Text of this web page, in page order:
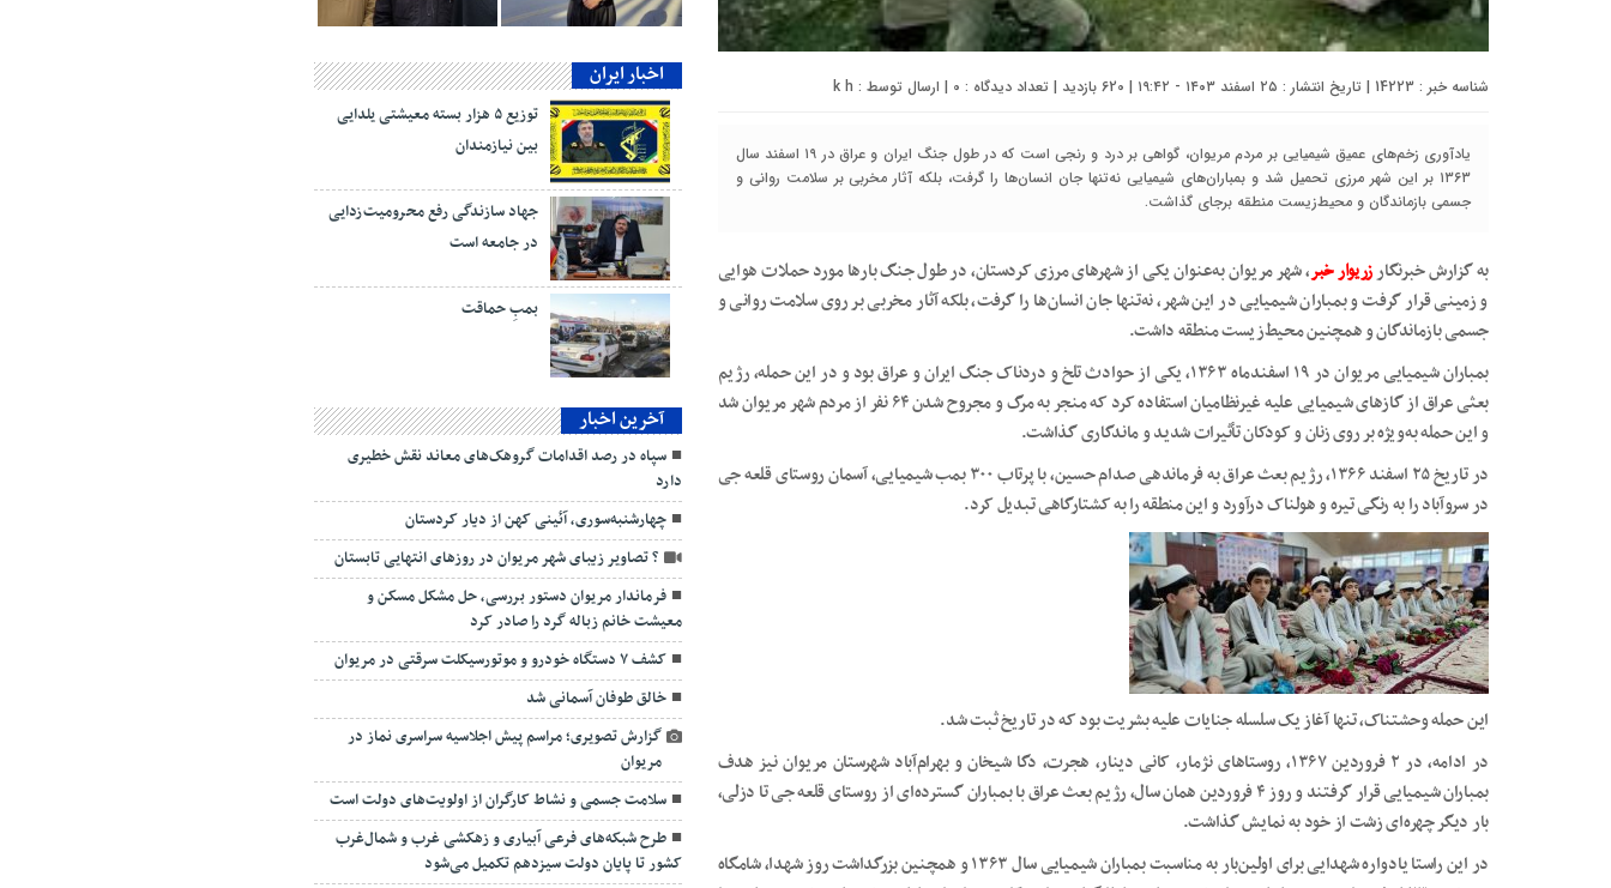
شناسه خبر : 14223 | تاریخ انتشار : ۲۵ اسفند ۱۴۰۳ - ۱۹:۴۲ | 620 بازدید | تعداد دیدگاه : 0 | ارسال توسط : k h
یادآوری زخم‌های عمیق شیمیایی بر مردم مریوان، گواهی بر درد و رنجی است که در طول جنگ ایران و عراق در ۱۹ اسفند سال
۱۳۶۳ بر این شهر مرزی تحمیل شد و بمباران‌های شیمیایی نه‌تنها جان انسان‌ها را گرفت، بلکه آثار مخربی بر سلامت روانی و
جسمی بازماندگان و محیط‌زیست منطقه برجای گذاشت.
به گزارش خبرنگارزریوار خبر، شهر مریوان به‌عنوان یکی از شهرهای مرزی کردستان، در طول جنگ بارها مورد حملات هوایی
و زمینی قرار گرفت و بمباران شیمیایی در این شهر، نه‌تنها جان انسان‌ها را گرفت، بلکه آثار مخربی بر روی سلامت روانی و
جسمی بازماندگان و همچنین محیط‌زیست منطقه داشت.
بمباران شیمیایی مریوان در ۱۹ اسفندماه ۱۳۶۳، یکی از حوادث تلخ و دردناک جنگ ایران و عراق بود و در این حمله، رژیم
بعثی عراق از گازهای شیمیایی علیه غیرنظامیان استفاده کرد که منجر به مرگ و مجروح شدن ۶۴ نفر از مردم شهر مریوان شد
و این حمله به‌ویژه بر روی زنان و کودکان تأثیرات شدید و ماندگاری گذاشت.
در تاریخ ۲۵ اسفند ۱۳۶۶، رژیم بعث عراق به فرماندهی صدام حسین، با پرتاب ۳۰۰ بمب شیمیایی، آسمان روستای قلعه جی
در سروآباد را به رنگی تیره و هولناک درآورد و این منطقه را به کشتارگاهی تبدیل کرد.
این حمله وحشتناک، تنها آغاز یک سلسله جنایات علیه بشریت بود که در تاریخ ثبت شد.
در ادامه، در ۲ فروردین ۱۳۶۷، روستاهای نژمار، کانی دینار، هجرت، دگا شیخان و بهرام‌آباد شهرستان مریوان نیز هدف
بمباران شیمیایی قرار گرفتند و روز ۴ فروردین همان سال، رژیم بعث عراق با بمباران گسترده‌ای از روستای قلعه جی تا دزلی،
بار دیگر چهره‌ای زشت از خود به نمایش گذاشت.
در این راستا یادواره شهدایی برای اولین‌بار به مناسبت بمباران شیمیایی سال ۱۳۶۳ و همچنين بزرگداشت روز شهدا، شامگاه
اخبار ایران
توزیع ۵ هزار بسته معیشتی یلدایی
بین نیازمندان
جهاد سازندگی رفع محرومیت‌زدایی
در جامعه است
بمبِ حماقت
آخرین اخبار
سپاه در رصد اقدامات گروهک‌های معاند نقش خطیری
دارد
چهارشنبه‌سوری، آئینی کهن از دیار کردستان
? تصاویر زیبای شهر مریوان در روزهای انتهایی تابستان
فرماندار مریوان دستور بررسی، حل مشکل مسکن و
معیشت خانم زباله گرد را صادر کرد
کشف ۷ دستگاه خودرو و موتورسیکلت سرقتی در مریوان
خالق طوفان آسمانی شد
گزارش تصویری؛ مراسم پیش اجلاسیه سراسری نماز در
مریوان
سلامت جسمی و نشاط کارگران از اولویت‌های دولت است
طرح شبکه‌های فرعی آبیاری و زهکشی غرب و شمال‌غرب
کشور تا پایان دولت سیزدهم تکمیل می‌شود